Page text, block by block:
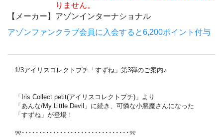
りません。
【メーカー】 アゾンインターナショナル
アゾンファンクラブ会員に入会すると6,200ポイント付与
1/3アイリスコレクトプチ「すずね」第3弾のご案内♪
「Iris Collect petit(アイリスコレクトプチ)」より
「あんな/My Little Devil」に続き、可憐な小悪魔さんになった
「すずね」が登場！
୨୧･･･････････････････････････････୨୧